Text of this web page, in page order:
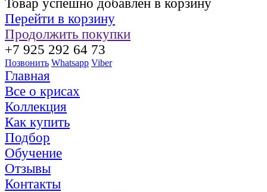
Товар успешно добавлен в корзину
Перейти в корзину
Продолжить покупки
+7 925 292 64 73
Позвонить Whatsapp Viber
Главная
Все о крисах
Коллекция
Как купить
Подбор
Обучение
Отзывы
Контакты